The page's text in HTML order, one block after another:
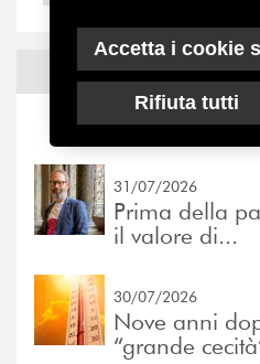
Notizie
31/07/2026
Prima della
il valore di...
30/07/2026
Nove anni
“grande
Accetta i cookie
Rifiuta tutti